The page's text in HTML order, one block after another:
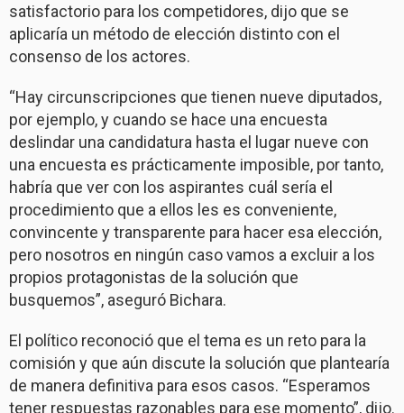
satisfactorio para los competidores, dijo que se
aplicaría un método de elección distinto con el
consenso de los actores.
“Hay circunscripciones que tienen nueve diputados,
por ejemplo, y cuando se hace una encuesta
deslindar una candidatura hasta el lugar nueve con
una encuesta es prácticamente imposible, por tanto,
habría que ver con los aspirantes cuál sería el
procedimiento que a ellos les es conveniente,
convincente y transparente para hacer esa elección,
pero nosotros en ningún caso vamos a excluir a los
propios protagonistas de la solución que
busquemos”, aseguró Bichara.
El político reconoció que el tema es un reto para la
comisión y que aún discute la solución que plantearía
de manera definitiva para esos casos. “Esperamos
tener respuestas razonables para ese momento”, dijo.